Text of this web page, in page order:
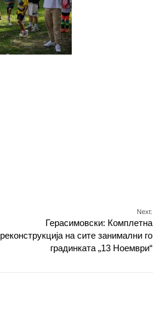
Next:
Герасимовски: Комплетна
реконструкција на сите занимални го
градинката „13 Ноември“